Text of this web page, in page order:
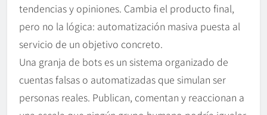
tendencias y opiniones. Cambia el producto final,
pero no la lógica: automatización masiva puesta al
servicio de un objetivo concreto.
Una granja de bots es un sistema organizado de
cuentas falsas o automatizadas que simulan ser
personas reales. Publican, comentan y reaccionan a